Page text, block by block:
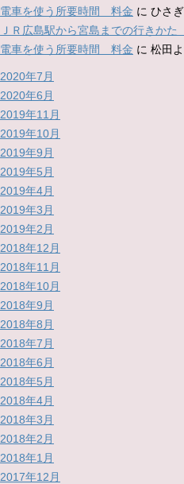
電車を使う所要時間 料金 に ひさぎ
ＪＲ広島駅から宮島までの行きか
電車を使う所要時間 料金 に 松田
2020年7月
2020年6月
2019年11月
2019年10月
2019年9月
2019年5月
2019年4月
2019年3月
2019年2月
2018年12月
2018年11月
2018年10月
2018年9月
2018年8月
2018年7月
2018年6月
2018年5月
2018年4月
2018年3月
2018年2月
2018年1月
2017年12月